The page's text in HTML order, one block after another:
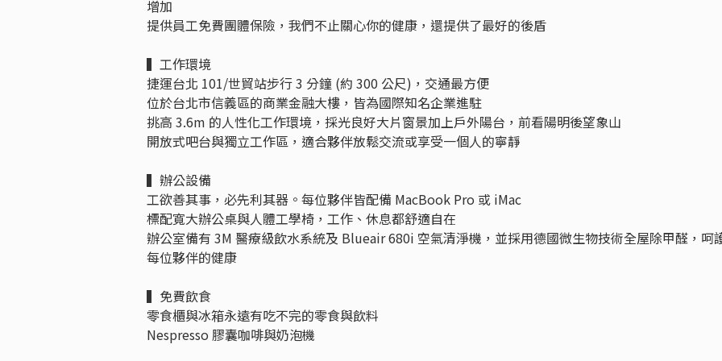
增加
提供員工免費團體保險，我們不止關心你的健康，還提供了最好的後盾
▍工作環境
捷運台北 101/世貿站步行 3 分鐘 (約 300 公尺)，交通最方便
位於台北市信義區的商業金融大樓，皆為國際知名企業進駐
挑高 3.6m 的人性化工作環境，採光良好大片窗景加上戶外陽台，前看陽明後望象山
開放式吧台與獨立工作區，適合夥伴放鬆交流或享受一個人的寧靜
▍辦公設備
工欲善其事，必先利其器。每位夥伴皆配備 MacBook Pro 或 iMac
標配寬大辦公桌與人體工學椅，工作、休息都舒適自在
辦公室備有 3M 醫療級飲水系統及 Blueair 680i 空氣清淨機，並採用德國微生物技術全屋除甲醛，呵
每位夥伴的健康
▍免費飲食
零食櫃與冰箱永遠有吃不完的零食與飲料
Nespresso 膠囊咖啡與奶泡機